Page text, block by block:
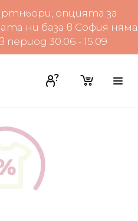
опцията за
ни база в София няма
30.06 - 15.09